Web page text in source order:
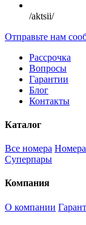
/aktsii/
Отправьте нам
Рассрочка
Вопросы
Гарантии
Блог
Контакты
Каталог
Все номера
Суперпары
Компания
О компании